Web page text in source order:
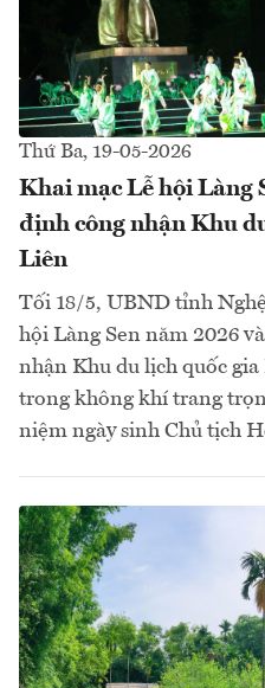
Thứ Ba, 19-05-2026
Khai mạc Lễ hội Làng
định công nhận Khu
Liên
Tối 18/5, UBND tỉnh
hội Làng Sen năm 2026
nhận Khu du lịch quốc
trong không khí trang
niệm ngày sinh Chủ tịch